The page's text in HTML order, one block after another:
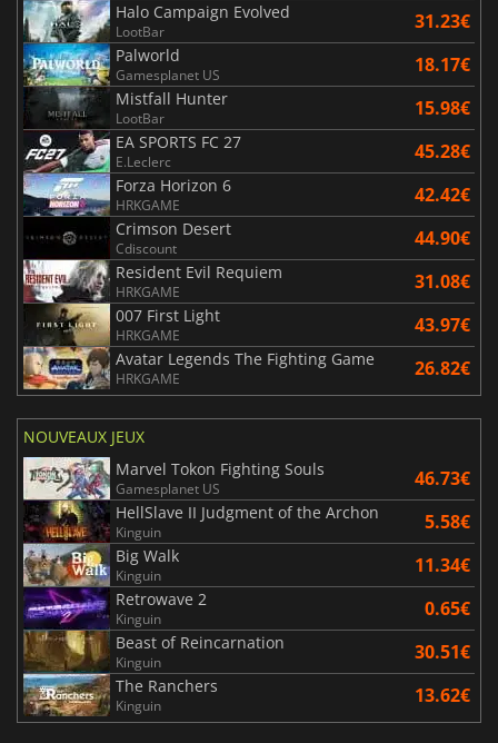
Halo Campaign Evolved
LootBar 31.23€
Palworld
Gamesplanet US 18.17€
Mistfall Hunter
LootBar 15.98€
EA SPORTS FC 27
E.Leclerc 45.28€
Forza Horizon 6
HRKGAME 42.42€
Crimson Desert
Cdiscount 44.90€
Resident Evil Requiem
HRKGAME 31.08€
007 First Light
HRKGAME 43.97€
Avatar Legends The Fighting Game
HRKGAME 26.82€
NOUVEAUX JEUX
Marvel Tokon Fighting Souls
Gamesplanet US 46.73€
HellSlave II Judgment of the Archon
Kinguin 5.58€
Big Walk
Kinguin 11.34€
Retrowave 2
Kinguin 0.65€
Beast of Reincarnation
Kinguin 30.51€
The Ranchers
Kinguin 13.62€